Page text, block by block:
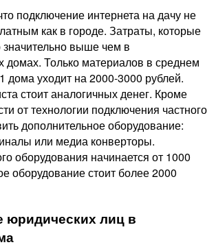
подключение интернета на дачу не
как в городе. Затраты, которые
значительно выше чем в
домах. Только материалов в среднем
дома уходит на 2000-3000 рублей.
стоит аналогичных денег. Кроме
от технологии подключения частного
дополнительное оборудование:
или медиа конверторы.
оборудования начинается от 1000
оборудование стоит более 2000
юридических лиц в